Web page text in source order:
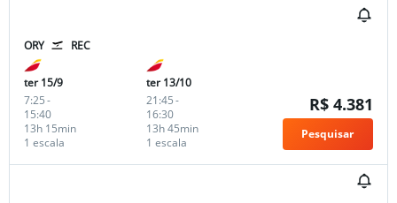
ORY REC
ter 15/9
7:25-
15:40
1 escala
13h 15min
ter 13/10
21:45-
16:30
1 escala
13h 45min
R$ 4.381
Pesquisar